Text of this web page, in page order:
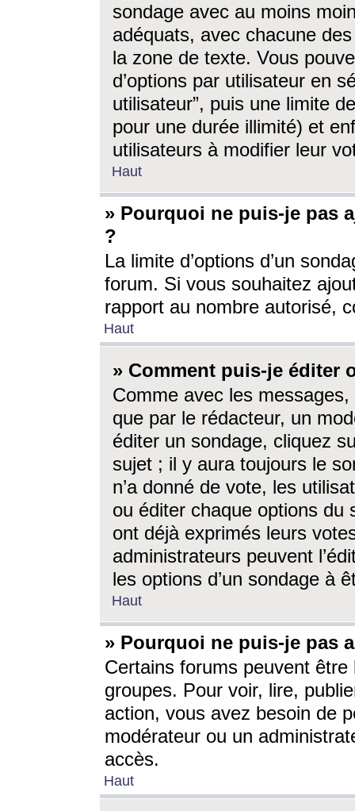
sondage avec au moins
adéquats, avec chacune
la zone de texte. Vous
d’options par utilisateur en
utilisateur”, puis une limite
pour une durée illimité) et
utilisateurs à modifier leur
Haut
» Pourquoi ne puis-je pas
?
La limite d’options d’un
forum. Si vous souhaitez
rapport au nombre autorisé,
Haut
» Comment puis-je éditer
Comme avec les
que par le rédacteur, un
éditer un sondage, cliquez
sujet ; il y aura toujours le
n’a donné de vote, les
ou éditer chaque options du
ont déjà exprimés leurs
administrateurs peuvent
les options d’un sondage à
Haut
» Pourquoi ne puis-je pas
Certains forums peuvent être
groupes. Pour voir, lire,
action, vous avez besoin de
modérateur ou un
accès.
Haut